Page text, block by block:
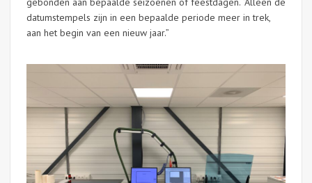
datumstempels zijn in een bepaalde periode meer in trek,
aan het begin van een nieuw jaar.”